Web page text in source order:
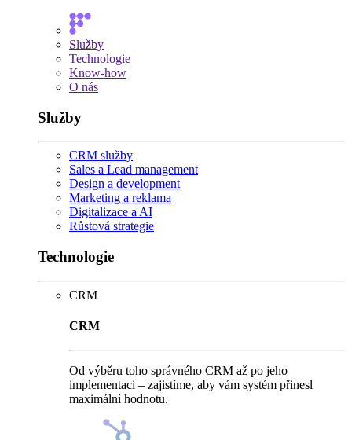
Služby
Technologie
Know-how
O nás
Služby
CRM služby
Sales a Lead management
Design a development
Marketing a reklama
Digitalizace a AI
Růstová strategie
Technologie
CRM
CRM
Od výběru toho správného CRM až po jeho
implementaci – zajistíme, aby vám systém přinesl
maximální hodnotu.